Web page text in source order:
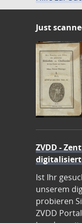
Just
ZVDD -
Ist Ihr
unserem
probieren
ZVDD